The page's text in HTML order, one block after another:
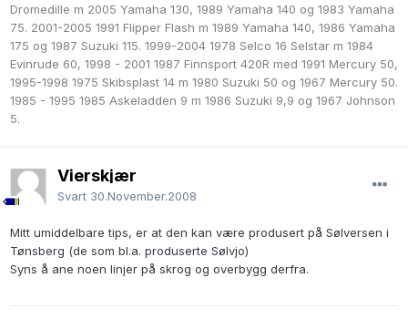
Dromedille m 2005 Yamaha 130, 1989 Yamaha 140 og 1983 Yamaha
75. 2001-2005 1991 Flipper Flash m 1989 Yamaha 140, 1986 Yamaha
175 og 1987 Suzuki 115. 1999-2004 1978 Selco 16 Selstar m 1984
Evinrude 60, 1998 - 2001 1987 Finnsport 420R med 1991 Mercury 50,
1995-1998 1975 Skibsplast 14 m 1980 Suzuki 50 og 1967 Mercury 50.
1985 - 1995 1985 Askeladden 9 m 1986 Suzuki 9,9 og 1967 Johnson
5.
Vierskjær
Svart 30.November.2008
Mitt umiddelbare tips, er at den kan være produsert på Sølversen i
Tønsberg (de som bl.a. produserte Sølvjo)
Syns å ane noen linjer på skrog og overbygg derfra.